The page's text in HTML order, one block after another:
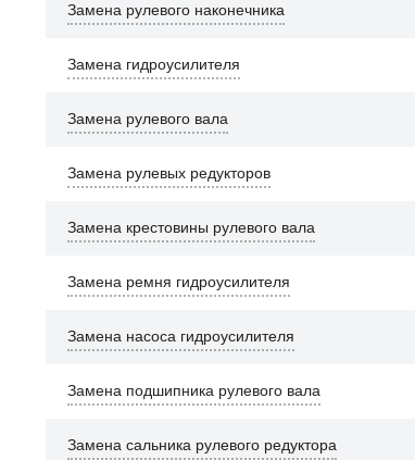
Замена рулевого наконечника
Замена гидроусилителя
Замена рулевого вала
Замена рулевых редукторов
Замена крестовины рулевого вала
Замена ремня гидроусилителя
Замена насоса гидроусилителя
Замена подшипника рулевого вала
Замена сальника рулевого редуктора